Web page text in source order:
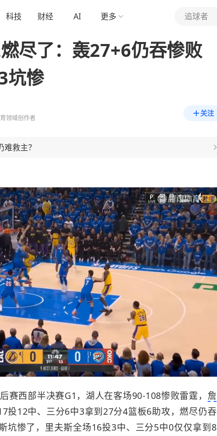
科技 财经 AI 更多 追球者
尽了：轰27+6仍吞惨败
坑惨
领域创作者
关注
救主？
赛西部半决赛G1， 湖人在客场90-108惨败雷霆 ， 詹
投12中、三分6中3拿到27分4篮板6助攻，燃尽仍吞
坑惨了，里夫斯全场16投3中、三分5中0仅仅拿到8